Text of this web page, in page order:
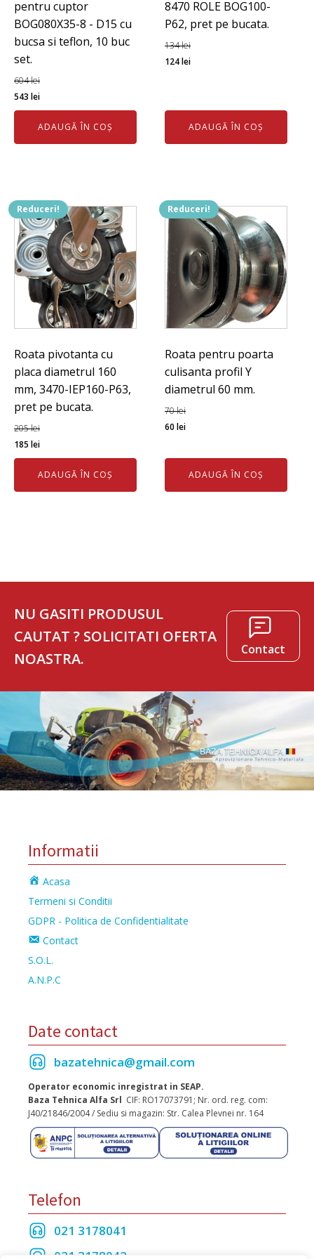
pentru cuptor
BOG080X35-8 - D15 cu
bucsa si teflon, 10 buc
set.
604lei
Prețul
inițial
fost:
543 leiPrețul
curent
este:
543 lei.
ADAUGĂ ÎN COȘ
8470 ROLE BOG100-
P62, pret pe bucata.
134lei
Prețul
fost:
134 lei.
124leiPrețul
124 lei.
ADAUGĂ ÎN COȘ
Reduceri!
Roata pivotanta cu
placa diametrul 160
mm, 3470-IEP160-P63,
pret pe bucata.
205lei
Prețul
inițial
fost:
185 leiPrețul
curent
este:
185 lei.
ADAUGĂ ÎN COȘ
Reduceri!
Roata pentru poarta
culisanta profil Y
diametrul 60 mm.
70lei
Prețul
a
fost:
70 lei.
60leiPrețul
este:
60 lei.
ADAUGĂ ÎN COȘ
NU GASITI PRODUSUL
CAUTAT ? SOLICITATI OFERTA
NOASTRA.
Contact
Informatii
Acasa
Termeni si Conditii
GDPR - Politica de Confidentialitate
Contact
S.O.L.
A.N.P.C
Date contact
bazatehnica@gmail.com
Operator economic inregistrat in SEAP.
Baza Tehnica Alfa Srl CIF: RO17073791; Nr. ord. reg. com:
J40/21846/2004 / Sediu si magazin: Str. Calea Plevnei nr. 164
Telefon
021 3178041